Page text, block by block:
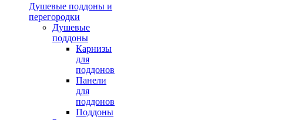
Душевые поддоны и
перегородки
Душевые
поддоны
Карнизы
для
поддонов
Панели
для
поддонов
Поддоны